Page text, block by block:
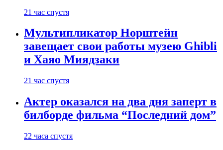
21 час спустя
Мультипликатор Норштейн
завещает свои работы музею Ghibli
и Хаяо Миядзаки
21 час спустя
Актер оказался на два дня заперт в
билборде фильма “Последний дом”
22 часа спустя